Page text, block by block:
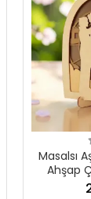
Masalsı
Ahşap